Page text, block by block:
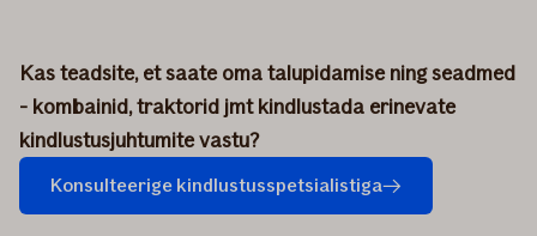
Kas teadsite, et saate oma talupidamise ning seadmed
- kombainid, traktorid jmt kindlustada erinevate
kindlustusjuhtumite vastu?
Konsulteerige kindlustusspetsialistiga